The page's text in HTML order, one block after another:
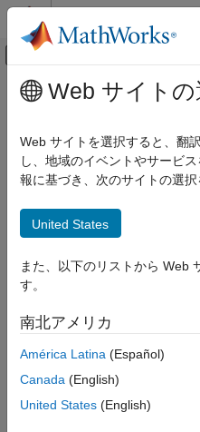
コンテンツへスキップ
オフキャンバス
ドキュメンテーションのホーム
Communications Toolbox
規格準拠のシステム
カテゴリ
3GPP
UWB
ZigBee
MIL-STD-188
FRS/GMRS
ADS-B および AIS
メインコンテンツ
DSSS
DSSS の送信および受信
この例では、ダイレクト シ
Realistic チャネルと受信機
調および復号化するために使
注目の例
Implement a direct
that uses offset quadrature phase shift keying (OQPSK)
R2024a 以降
この情報は
Web サイトの
Web サイトを選択すると、翻
し、地域のイベントやサービ
報に基づき、次のサイトの選
United States
また、以下のリストから Web
す。
南北アメリカ
América Latina (Español)
Canada (English)
United States (English)